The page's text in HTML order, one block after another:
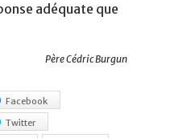
adéquate que
Père Cédric Burgun
Facebook
Twitter